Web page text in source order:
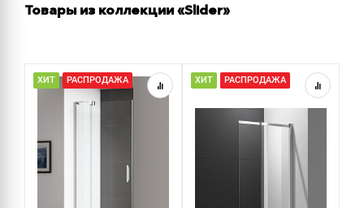
Товары из коллекции «Slider»
ХИТ РАСПРОДАЖА ХИТ РАСПРОДАЖА